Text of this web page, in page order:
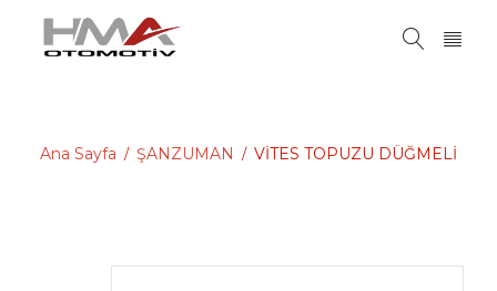
Ana Sayfa / ŞANZUMAN / VİTES TOPUZU DÜĞMELİ